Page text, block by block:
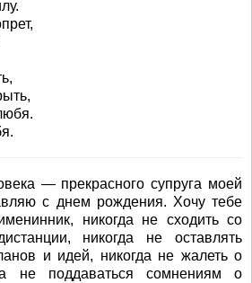
— прекрасного супруга моей
с днем рождения. Хочу тебе
никогда не сходить со
никогда не оставлять
и идей, никогда не жалеть о
не поддаваться сомнениям о